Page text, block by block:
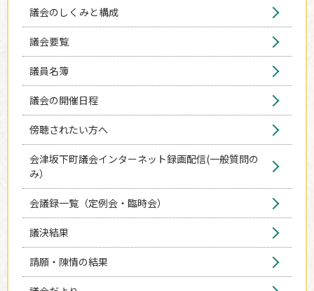
議会のしくみと構成
議会要覧
議員名簿
議会の開催日程
傍聴されたい方へ
会津坂下町議会インターネット録画配信(一般質問の
み）
会議録一覧（定例会・臨時会）
議決結果
請願・陳情の結果